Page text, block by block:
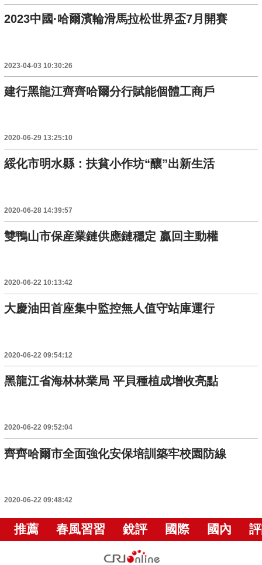
2023中國·哈爾濱輪滑馬拉松世界盃7月開賽
2023-04-03 10:30:26
建行黑龍江齊齊哈爾分行賦能個體工商戶
2020-06-29 13:25:10
綏化市明水縣：扶貧小作坊“釀”出新生活
2020-06-28 14:39:57
雙鴨山市保産業鏈供應鏈穩定 贏回主動權
2020-06-22 10:13:42
大慶油田首座集中監控無人值守站庫運行
2020-06-22 09:54:12
黑龍江省海林林業局 平貝種植成增收亮點
2020-06-22 09:52:04
齊齊哈爾市全面強化安保培訓築牢校園防線
2020-06-22 09:48:42
推薦 春風習習 銳評 國際 國內